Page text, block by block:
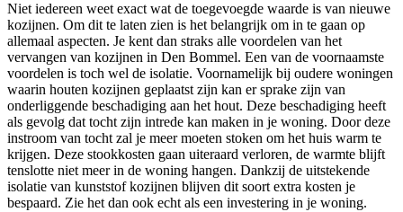
Niet iedereen weet exact wat de toegevoegde waarde is van nieuwe
kozijnen. Om dit te laten zien is het belangrijk om in te gaan op
allemaal aspecten. Je kent dan straks alle voordelen van het
vervangen van kozijnen in Den Bommel. Een van de voornaamste
voordelen is toch wel de isolatie. Voornamelijk bij oudere woningen
waarin houten kozijnen geplaatst zijn kan er sprake zijn van
onderliggende beschadiging aan het hout. Deze beschadiging heeft
als gevolg dat tocht zijn intrede kan maken in je woning. Door deze
instroom van tocht zal je meer moeten stoken om het huis warm te
krijgen. Deze stookkosten gaan uiteraard verloren, de warmte blijft
tenslotte niet meer in de woning hangen. Dankzij de uitstekende
isolatie van kunststof kozijnen blijven dit soort extra kosten je
bespaard. Zie het dan ook echt als een investering in je woning.